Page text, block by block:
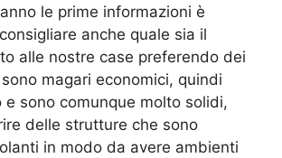
le prime informazioni è
anche quale sia il
alle nostre case preferendo dei
magari economici, quindi
e sono comunque molto solidi,
delle strutture che sono
in modo da avere ambienti